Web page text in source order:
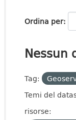
Ordina per
Nessun
Tag:
Temi del
risorse: